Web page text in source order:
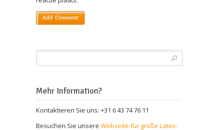
Mehr Information?
Kontaktieren Sie uns: +31 6 43 74 76 11
Besuchen Sie unsere Webseite für große Latex-